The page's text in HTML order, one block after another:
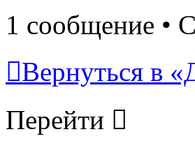
1 сообщение •
Вернуться в
Перейти